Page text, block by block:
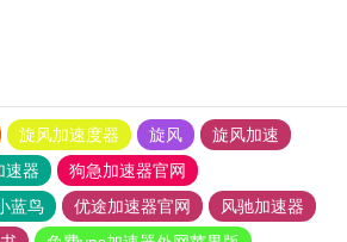
旋风加速度器 旋风
旋风加速
速器
狗急加速器官网
蓝鸟 优途加速器官网
风驰加速器